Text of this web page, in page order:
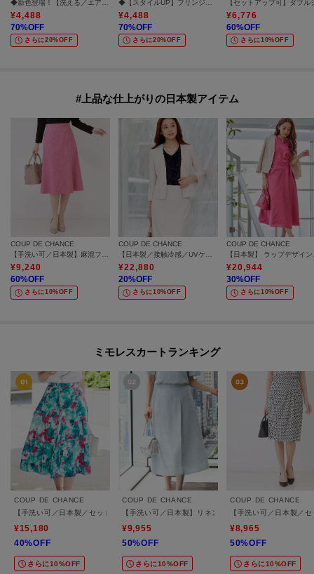
¥4,488
70%OFF
さらに20%OFF
¥4,488
70%OFF
さらに20%OFF
¥6,776
60%OFF
さらに10%OFF
#上品な仕上がりの日本製アイテム
COUP DE CHANCE
【手洗い可／日本製】麻混フレアースカート
¥9,240
60%OFF
さらに10%OFF
COUP DE CHANCE
【日本製／接触冷感／UVケア／手洗い可】リネンライクノーカラージャケット
¥22,880
20%OFF
さらに10%OFF
COUP DE CHANCE
【
¥20,944
30%OFF
さらに10%OFF
ミモレスカートランキング
COUP DE CHANCE
【手洗い可／日本製／セットアップ可】プリントフレアスカート
¥15,180
40%OFF
さらに10%OFF
COUP DE CHANCE
【手洗い可／日本製】リネンライク フレアスカート
¥9,955
50%OFF
さらに10%OFF
COUP DE CHANCE
【手洗い可／日本製／
¥8,965
50%OFF
さらに10%OFF